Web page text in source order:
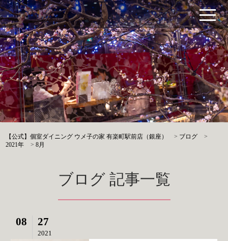
【公式】個室ダイニング ウメ子の家 有楽町駅前店（銀座） > ブログ
>
2021年
>8月
ブログ 記事一覧
08 27
2021